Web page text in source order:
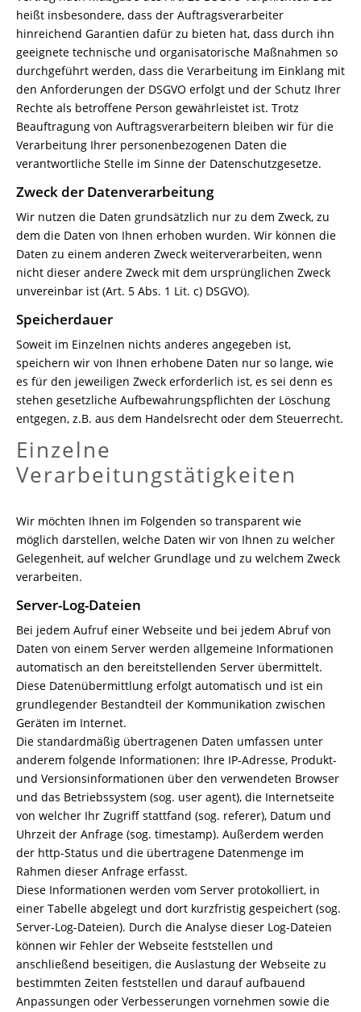
heißt insbesondere, dass der Auftragsverarbeiter
hinreichend Garantien dafür zu bieten hat, dass durch ihn
geeignete technische und organisatorische Maßnahmen so
durchgeführt werden, dass die Verarbeitung im Einklang mit
den Anforderungen der DSGVO erfolgt und der Schutz Ihrer
Rechte als betroffene Person gewährleistet ist. Trotz
Beauftragung von Auftragsverarbeitern bleiben wir für die
Verarbeitung Ihrer personenbezogenen Daten die
verantwortliche Stelle im Sinne der Datenschutzgesetze.
Zweck der Datenverarbeitung
Wir nutzen die Daten grundsätzlich nur zu dem Zweck, zu
dem die Daten von Ihnen erhoben wurden. Wir können die
Daten zu einem anderen Zweck weiterverarbeiten, wenn
nicht dieser andere Zweck mit dem ursprünglichen Zweck
unvereinbar ist (Art. 5 Abs. 1 Lit. c) DSGVO).
Speicherdauer
Soweit im Einzelnen nichts anderes angegeben ist,
speichern wir von Ihnen erhobene Daten nur so lange, wie
es für den jeweiligen Zweck erforderlich ist, es sei denn es
stehen gesetzliche Aufbewahrungspflichten der Löschung
entgegen, z.B. aus dem Handelsrecht oder dem Steuerrecht.
Einzelne
Verarbeitungstätigkeiten
Wir möchten Ihnen im Folgenden so transparent wie
möglich darstellen, welche Daten wir von Ihnen zu welcher
Gelegenheit, auf welcher Grundlage und zu welchem Zweck
verarbeiten.
Server-Log-Dateien
Bei jedem Aufruf einer Webseite und bei jedem Abruf von
Daten von einem Server werden allgemeine Informationen
automatisch an den bereitstellenden Server übermittelt.
Diese Datenübermittlung erfolgt automatisch und ist ein
grundlegender Bestandteil der Kommunikation zwischen
Geräten im Internet.
Die standardmäßig übertragenen Daten umfassen unter
anderem folgende Informationen: Ihre IP-Adresse, Produkt-
und Versionsinformationen über den verwendeten Browser
und das Betriebssystem (sog. user agent), die Internetseite
von welcher Ihr Zugriff stattfand (sog. referer), Datum und
Uhrzeit der Anfrage (sog. timestamp). Außerdem werden
der http-Status und die übertragene Datenmenge im
Rahmen dieser Anfrage erfasst.
Diese Informationen werden vom Server protokolliert, in
einer Tabelle abgelegt und dort kurzfristig gespeichert (sog.
Server-Log-Dateien). Durch die Analyse dieser Log-Dateien
können wir Fehler der Webseite feststellen und
anschließend beseitigen, die Auslastung der Webseite zu
bestimmten Zeiten feststellen und darauf aufbauend
Anpassungen oder Verbesserungen vornehmen sowie die